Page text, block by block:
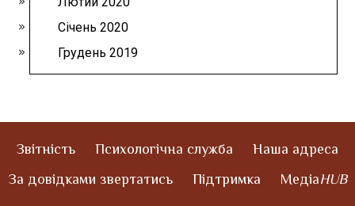
Січень 2020
Грудень 2019
Звітність Психологічна служба
Наша адреса
За довідками звертатись
Підтримка МедіаHUB